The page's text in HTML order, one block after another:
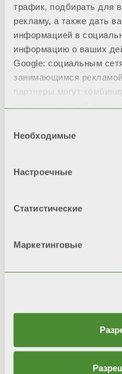
трафик, подбирать для
рекламу, а также дать
информацией в
информацию о ваших
Google: социальным
занимающимся
партнеры могут
вами их сервисов.
согласия
Необходимые
Настроечные
Статистические
Маркетинговые
ITACA CH
Модели: от 45
© FONDITAL S.p.A.
Sede Legale e